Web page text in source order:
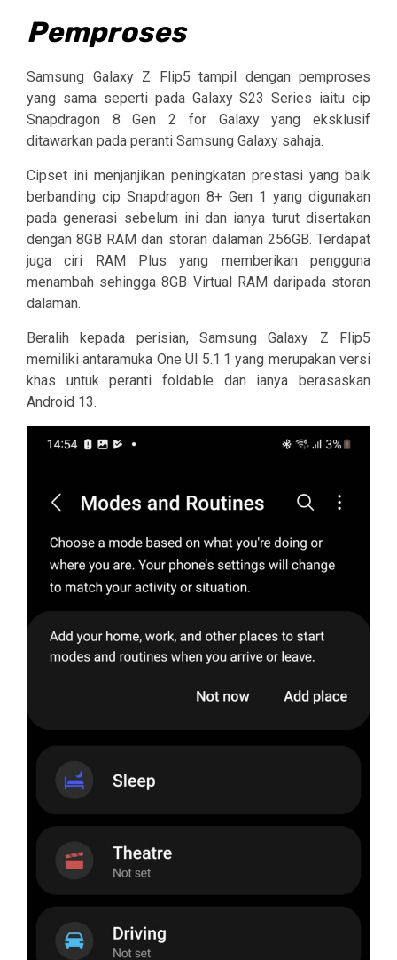
Pemproses
Samsung Galaxy Z Flip5 tampil dengan pemproses
yang sama seperti pada Galaxy S23 Series iaitu cip
Snapdragon 8 Gen 2 for Galaxy yang eksklusif
ditawarkan pada peranti Samsung Galaxy sahaja.
Cipset ini menjanjikan peningkatan prestasi yang baik
berbanding cip Snapdragon 8+ Gen 1 yang digunakan
pada generasi sebelum ini dan ianya turut disertakan
dengan 8GB RAM dan storan dalaman 256GB. Terdapat
juga ciri RAM Plus yang memberikan pengguna
menambah sehingga 8GB Virtual RAM daripada storan
dalaman.
Beralih kepada perisian, Samsung Galaxy Z Flip5
memiliki antaramuka One UI 5.1.1 yang merupakan versi
khas untuk peranti foldable dan ianya berasaskan
Android 13.